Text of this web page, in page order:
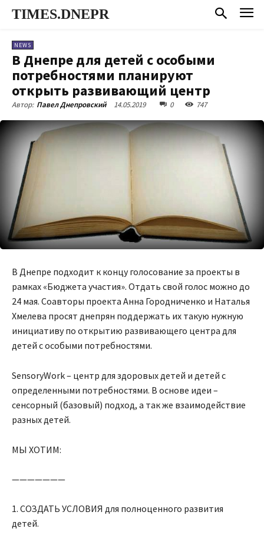
TIMES.DNEPR
NEWS
В Днепре для детей с особыми
потребностями планируют
открыть развивающий центр
Автор: Павел Днепровский 14.05.2019 0 747
В Днепре подходит к концу голосование за проекты в
рамках «Бюджета участия». Отдать свой голос можно до
24 мая. Соавторы проекта Анна Городниченко и Наталья
Хмелева просят днепрян поддержать их такую нужную
инициативу по открытию развивающего центра для
детей с особыми потребностями.
SensoryWork – центр для здоровых детей и детей с
определенными потребностями. В основе идеи –
сенсорный (базовый) подход, а так же взаимодействие
разных детей.
МЫ ХОТИМ:
———————
1. СОЗДАТЬ УСЛОВИЯ для полноценного развития
детей.